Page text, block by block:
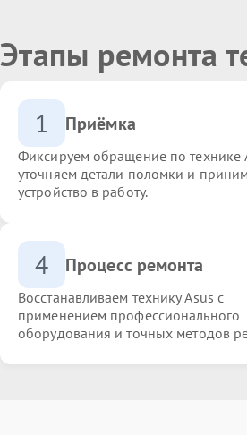
Этапы ремонта
1 Приёмка
Фиксируем обращение по технике
уточняем детали поломки и
устройство в работу.
4 Процесс ремонта
Восстанавливаем технику Asus с
применением профессионального
оборудования и точных методов